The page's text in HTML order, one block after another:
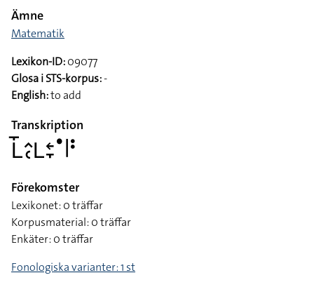
Ämne
Matematik
Lexikon-ID:09077
Glosa i STS-korpus:-
English:to add
Transkription
􌥈􌤻􌤵􌥗􌥈􌥓􌥙􌤟􌥼􌥻
Förekomster
Lexikonet: 0 träffar
Korpusmaterial: 0 träffar
Enkäter: 0 träffar
Fonologiska varianter: 1 st